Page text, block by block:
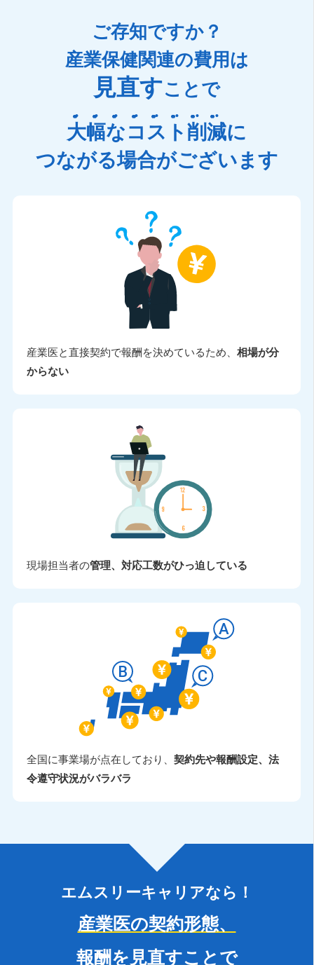
ご存知ですか？
産業保健関連の費用は
見直すことで
大幅なコスト削減に
つながる場合がございます
産業医と直接契約で報酬を決めているため、 相場が分
からない
現場担当者の管理、対応工数がひっ迫している
全国に事業場が点在しており、 契約先や報酬設定、法
令遵守状況がバラバラ
エムスリーキャリアなら！
産業医の契約形態、
報酬を見直すことで